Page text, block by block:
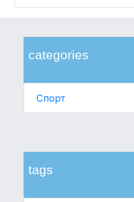
categories
Спорт
tags